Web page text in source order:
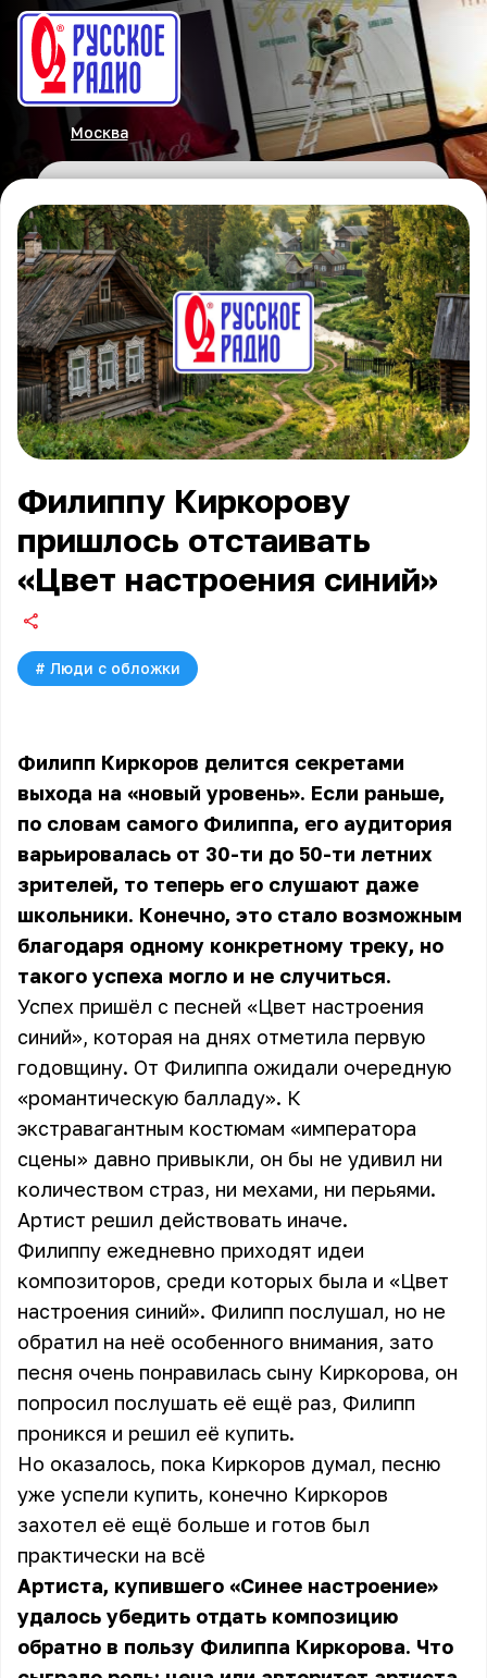
Москва
Филиппу Киркорову
пришлось отстаивать
«Цвет настроения синий»
# Люди с обложки
Филипп Киркоров делится секретами
выхода на «новый уровень». Если раньше,
по словам самого Филиппа, его аудитория
варьировалась от 30-ти до 50-ти летних
зрителей, то теперь его слушают даже
школьники. Конечно, это стало возможным
благодаря одному конкретному треку, но
такого успеха могло и не случиться.
Успех пришёл с песней «Цвет настроения
синий», которая на днях отметила первую
годовщину. От Филиппа ожидали очередную
«романтическую балладу». К
экстравагантным костюмам «императора
сцены» давно привыкли, он бы не удивил ни
количеством страз, ни мехами, ни перьями.
Артист решил действовать иначе.
Филиппу ежедневно приходят идеи
композиторов, среди которых была и «Цвет
настроения синий». Филипп послушал, но не
обратил на неё особенного внимания, зато
песня очень понравилась сыну Киркорова, он
попросил послушать её ещё раз, Филипп
проникся и решил её купить.
Но оказалось, пока Киркоров думал, песню
уже успели купить, конечно Киркоров
захотел её ещё больше и готов был
практически на всё
Артиста, купившего «Синее настроение»
удалось убедить отдать композицию
обратно в пользу Филиппа Киркорова. Что